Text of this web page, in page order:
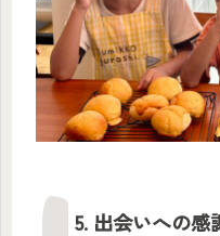
5. 出会いへの感